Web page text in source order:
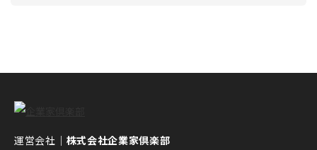
運営会社｜ 株式会社企業家倶楽部